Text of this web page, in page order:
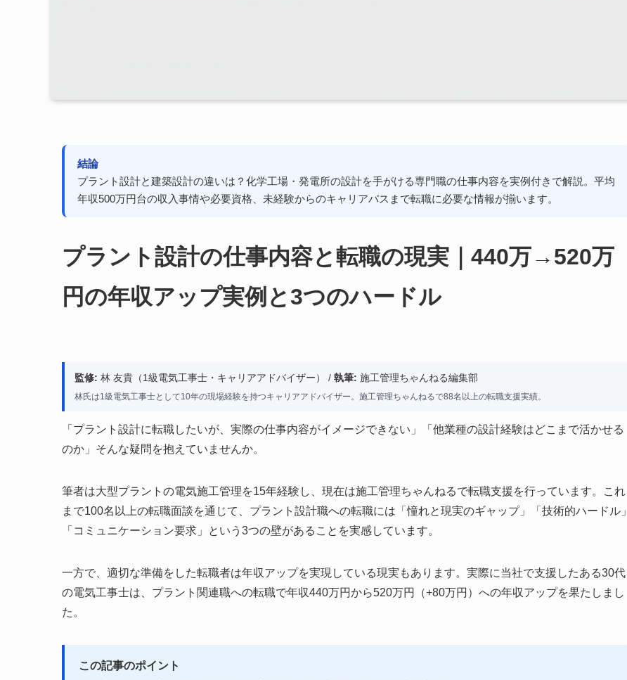
結論
プラント設計と建築設計の違いは？化学工場・発電所の設計を手がける専門職の仕事内容を実例付きで解説。平均
年収500万円台の収入事情や必要資格、未経験からのキャリアパスまで転職に必要な情報が揃います。
プラント設計の仕事内容と転職の現実｜440万→520万
円の年収アップ実例と3つのハードル
監修: 林 友貴（1級電気工事士・キャリアアドバイザー） / 執筆: 施工管理ちゃんねる編集部
林氏は1級電気工事士として10年の現場経験を持つキャリアアドバイザー。施工管理ちゃんねるで88名以上の転職支援実績。
「プラント設計に転職したいが、実際の仕事内容がイメージできない」「他業種の設計経験はどこまで活かせる
のか」そんな疑問を抱えていませんか。
筆者は大型プラントの電気施工管理を15年経験し、現在は施工管理ちゃんねるで転職支援を行っています。これ
まで100名以上の転職面談を通じて、プラント設計職への転職には「憧れと現実のギャップ」「技術的ハードル」
「コミュニケーション要求」という3つの壁があることを実感しています。
一方で、適切な準備をした転職者は年収アップを実現している現実もあります。実際に当社で支援したある30代
の電気工事士は、プラント関連職への転職で年収440万円から520万円（+80万円）への年収アップを果たしまし
た。
この記事のポイント